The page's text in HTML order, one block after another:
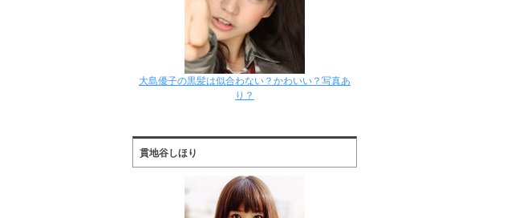
大島優子の黒髪は似合わない？かわいい？写真あ
り？
貫地谷しほり